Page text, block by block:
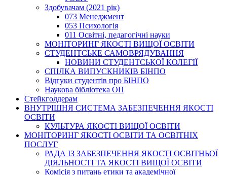
Здобувачам (2021 рік)
073 Менеджмент
053 Психологія
011 Освітні, педагогічні науки
МОНІТОРИНГ ЯКОСТІ ВИЩОЇ ОСВІТИ
СТУДЕНТСЬКЕ САМОВРЯДУВАННЯ
НОВИНИ СТУДЕНТСЬКОЇ КОЛЕГІЇ
СПІЛКА ВИПУСКНИКІВ БІНПО
Відгуки студентів про БІНПО
Наукова бібліотека ОП
Стейкголдерам
ВНУТРІШНЯ СИСТЕМА ЗАБЕЗПЕЧЕННЯ ЯКОСТІ
ОСВІТИ
КУЛЬТУРА ЯКОСТІ ВИЩОЇ ОСВІТИ
МОНІТОРИНГ ЯКОСТІ ОСВІТИ ТА ОСВІТНІХ
ПОСЛУГ
РАДА ІЗ ЗАБЕЗПЕЧЕННЯ ЯКОСТІ ОСВІТНЬОЇ
ДІЯЛЬНОСТІ ТА ЯКОСТІ ВИЩОЇ ОСВІТИ
Комісія з питань етики та академічної